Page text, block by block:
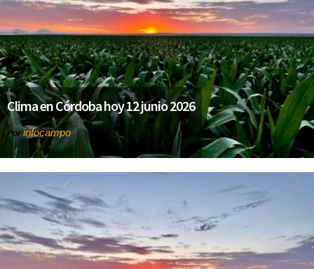
Clima en Córdoba hoy 12 junio 2026
Porinfocampo